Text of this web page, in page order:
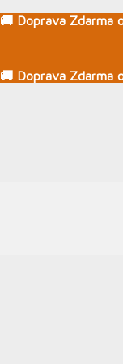
🚚 Doprava Zdarma
🚚 Doprava Zdarma